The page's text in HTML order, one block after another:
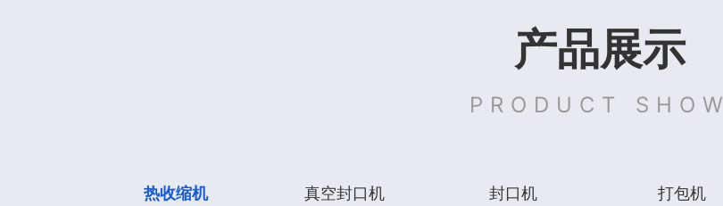
产品展示
PRODUCT SHOW
热收缩机 真空封口机 封口机 打包机